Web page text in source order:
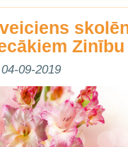
04-09-2019